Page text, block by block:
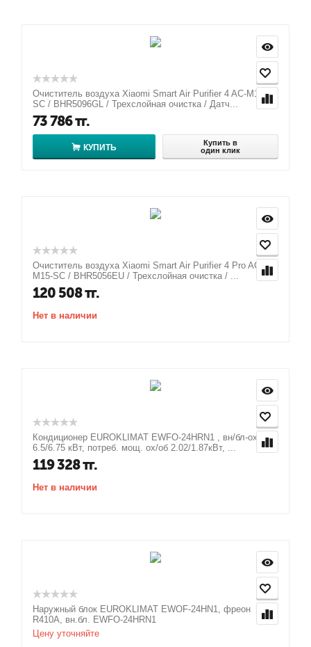
Очиститель воздуха Xiaomi Smart Air Purifier 4 AC-M16-
SC / BHR5096GL / Трехслойная очистка / Датч...
73 786тг.
КУПИТЬ
Купить в
один клик
Очиститель воздуха Xiaomi Smart Air Purifier 4 Pro AC-
M15-SC / BHR5056EU / Трехслойная очистка / ...
120 508тг.
Нет в наличии
Кондиционер EUROKLIMAT EWFO-24HRN1 , вн/бл-ох/об
6.5/6.75 кВт, потреб. мощ. ох/об 2.02/1.87кВт, ...
119 328тг.
Нет в наличии
Наружный блок EUROKLIMAT EWOF-24HN1, фреон
R410A, вн.бл. EWFO-24HRN1
Цену уточняйте